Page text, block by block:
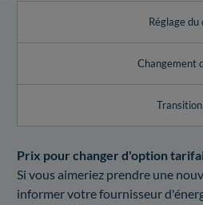
Réglage
Changement
Prix pour changer d'option
Si vous aimeriez prendre une
informer votre fournisseur